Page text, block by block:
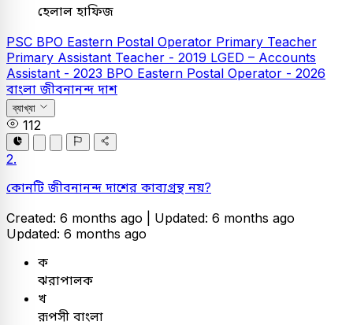
হেলাল হাফিজ
PSC BPO Eastern Postal Operator Primary Teacher
Primary Assistant Teacher - 2019 LGED – Accounts
Assistant - 2023 BPO Eastern Postal Operator - 2026
বাংলাজীবনানন্দ দাশ
ব্যাখ্যা
112
2.
কোনটি জীবনানন্দ দাশের কাব্যগ্রন্থ নয়?
Created: 6 months ago | Updated: 6 months ago
Updated: 6 months ago
ক
ঝরাপালক
খ
রূপসী বাংলা